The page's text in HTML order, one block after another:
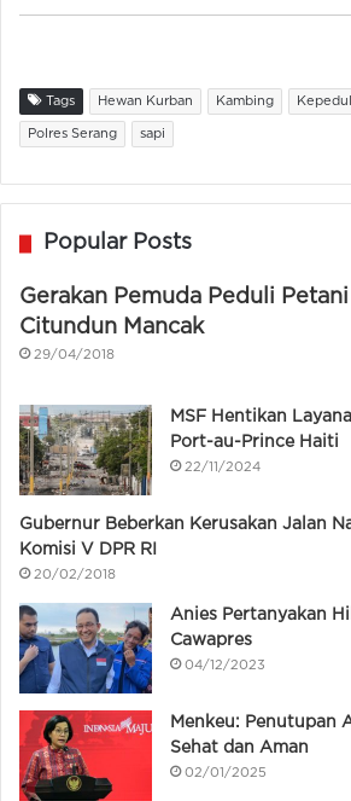
Tags Hewan Kurban Kambing
Polres Serang sapi
Popular Posts
Gerakan Pemuda Peduli
Citundun Mancak
29/04/2018
MSF Hentikan
Port-au-Prince Haiti
22/11/2024
Gubernur Beberkan Kerusakan Jalan
Komisi V DPR RI
20/02/2018
Anies Pertanyakan
Cawapres
04/12/2023
Menkeu: Penutupan
Sehat dan Aman
02/01/2025